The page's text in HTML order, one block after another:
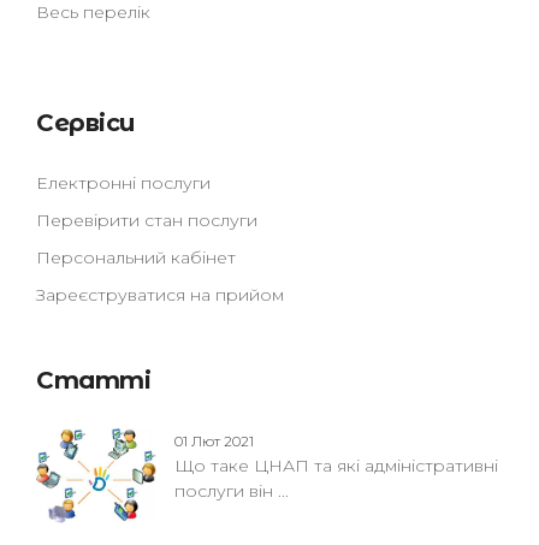
Весь перелік
Сервіси
Електронні послуги
Перевірити стан послуги
Персональний кабінет
Зареєструватися на прийом
Статті
01 Лют 2021
Що таке ЦНАП та які адміністративні
послуги він ...